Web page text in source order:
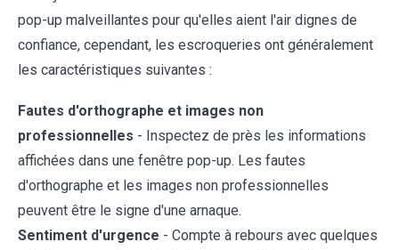
pop-up malveillantes pour qu'elles aient l'air dignes de
confiance, cependant, les escroqueries ont généralement
les caractéristiques suivantes :
Fautes d'orthographe et images non
professionnelles - Inspectez de près les informations
affichées dans une fenêtre pop-up. Les fautes
d'orthographe et les images non professionnelles
peuvent être le signe d'une arnaque.
Sentiment d'urgence - Compte à rebours avec quelques